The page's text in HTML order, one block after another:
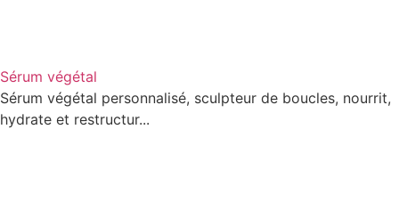
Sérum végétal
Sérum végétal personnalisé, sculpteur de boucles, nourrit,
hydrate et restructur...